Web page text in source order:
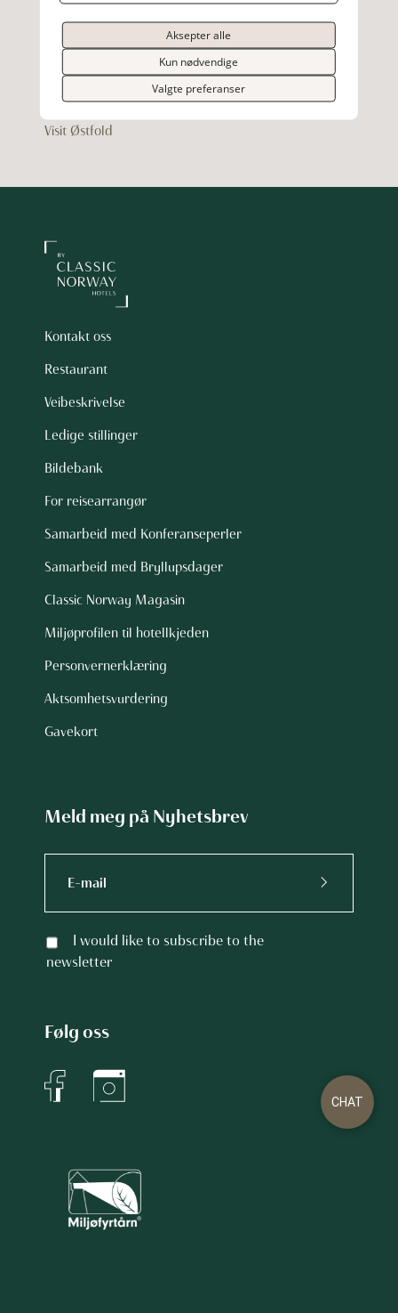
Aksepter alle
Kun nødvendige
Valgte preferanser
Togstasjon 3 km
Visit Østfold
Kontakt oss
Restaurant
Veibeskrivelse
Ledige stillinger
Bildebank
For reisearrangør
Samarbeid med Konferanseperler
Samarbeid med Bryllupsdager
Classic Norway Magasin
Miljøprofilen til hotellkjeden
Personvernerklæring
Aktsomhetsvurdering
Gavekort
Meld meg på Nyhetsbrev
I would like to subscribe to the
newsletter
Følg oss
CHAT